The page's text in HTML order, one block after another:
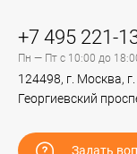
+7 495 221-
Пн — Пт с 10:00 до
124498, г. Москва,
Георгиевский
Задать